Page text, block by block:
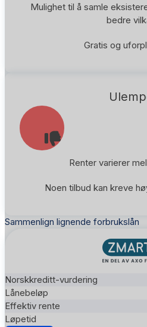
Mulighet til å samle
bedre
Gratis og
Renter varierer
Noen tilbud kan kreve
Sammenlign lignende forbrukslån